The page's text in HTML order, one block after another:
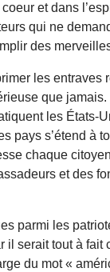
et dans
qui ne
des
les entraves
que
les États-
pays s’étend à
chaque
et des
parmi les
il serait tout à fait
du mot «